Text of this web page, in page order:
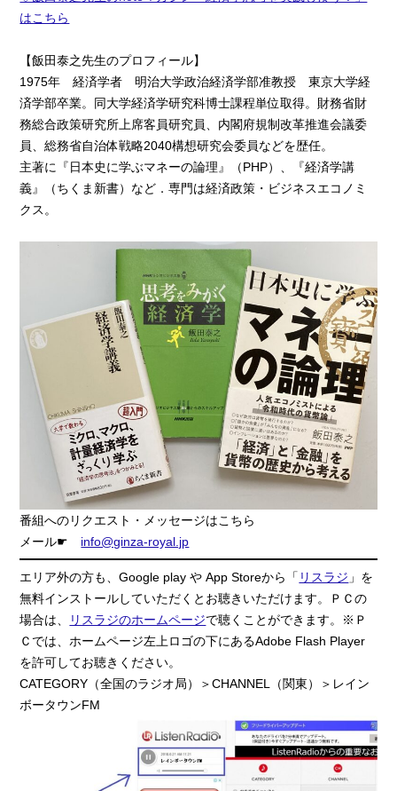
はこちら
【飯田泰之先生のプロフィール】
1975年 経済学者 明治大学政治経済学部准教授 東京大学経
済学部卒業。同大学経済学研究科博士課程単位取得。財務省財
務総合政策研究所上席客員研究員、内閣府規制改革推進会議委
員、総務省自治体戦略2040構想研究会委員などを歴任。
主著に『日本史に学ぶマネーの論理』（PHP）、『経済学講
義』（ちくま新書）など．専門は経済政策・ビジネスエコノミ
クス。
番組へのリクエスト・メッセージはこちら
メール☛ info@ginza-royal.jp
エリア外の方も、Google play や App Storeから「 リスラジ 」を
無料インストールしていただくとお聴きいただけます。ＰＣの
場合は、
リスラジのホームページで聴くことができます。※Ｐ
Ｃでは、ホームページ左上ロゴの下にあるAdobe Flash Player
を許可してお聴きください。
CATEGORY（全国のラジオ局）＞CHANNEL（関東）＞レイン
ボータウンFM